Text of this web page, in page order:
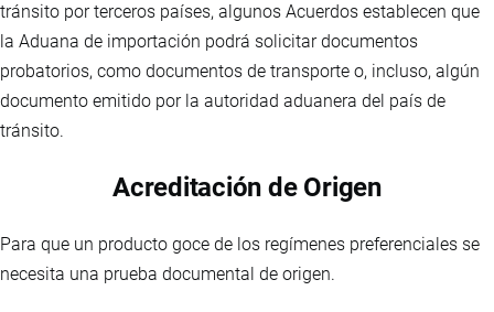
tránsito por terceros países, algunos Acuerdos establecen que
la Aduana de importación podrá solicitar documentos
probatorios, como documentos de transporte o, incluso, algún
documento emitido por la autoridad aduanera del país de
tránsito.
Acreditación de Origen
Para que un producto goce de los regímenes preferenciales se
necesita una prueba documental de origen.